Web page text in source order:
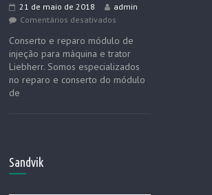
21 de maio de 2018
admin
Comentários desativados
Conserto e reparo módulo de
injeção para máquina e trator
Liebherr. Somos especializados
no reparo e conserto do módulo
de
Sandvik